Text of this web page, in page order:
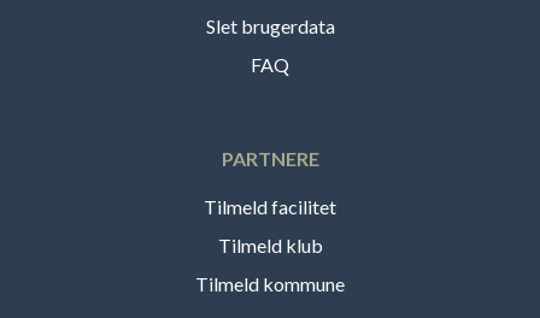
Slet brugerdata
FAQ
PARTNERE
Tilmeld facilitet
Tilmeld klub
Tilmeld kommune